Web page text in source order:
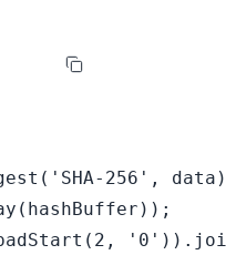
256',